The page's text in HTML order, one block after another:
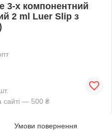
3-х компонентний
2 ml Luer Slip з
сайті — 500 ₴
Умови повернення